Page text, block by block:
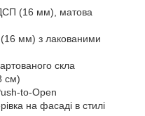
(16 мм), матова
мм) з лакованими
скла
см)
to-Open
на фасаді в стилі